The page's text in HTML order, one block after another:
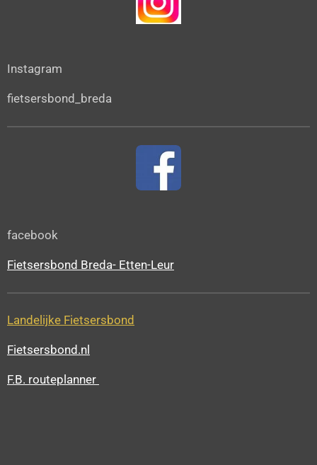
Instagram
fietsersbond_breda
facebook
Fietsersbond Breda- Etten-Leur
Landelijke Fietsersbond
Fietsersbond.nl
F.B. routeplanner